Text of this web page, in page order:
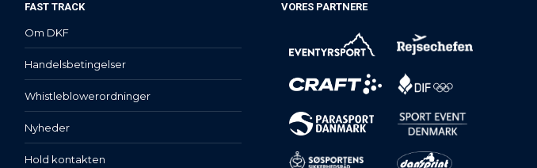
FAST TRACK
Om DKF
Handelsbetingelser
Whistleblowerordninger
Nyheder
Hold kontakten
VORES PARTNERE